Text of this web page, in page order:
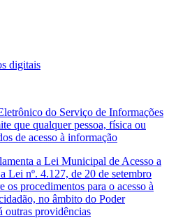
digitais
do Serviço de Informações
que qualquer pessoa, física ou
de acesso à informação
a Lei Municipal de Acesso a
Lei nº. 4.127, de 20 de setembro
os procedimentos para o acesso à
no âmbito do Poder
providências